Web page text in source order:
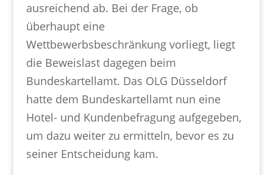
ausreichend ab. Bei der Frage, ob
überhaupt eine
Wettbewerbsbeschränkung vorliegt, liegt
die Beweislast dagegen beim
Bundeskartellamt. Das OLG Düsseldorf
hatte dem Bundeskartellamt nun eine
Hotel- und Kundenbefragung aufgegeben,
um dazu weiter zu ermitteln, bevor es zu
seiner Entscheidung kam.